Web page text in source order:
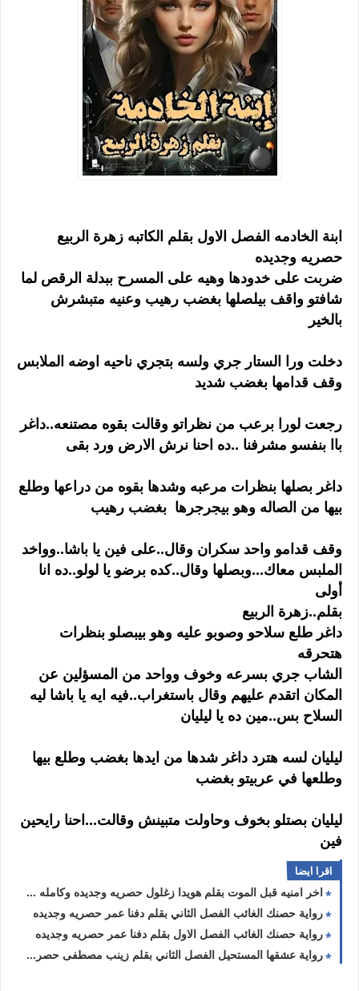
ابنة الخادمه الفصل الاول بقلم الكاتبه زهرة الربيع
حصريه وجديده
ضربت على خدودها وهيه على المسرح ببدلة الرقص لما
شافتو واقف بيلصلها بغضب رهيب وعنيه متبشرش
بالخير
دخلت ورا الستار جري ولسه بتجري ناحيه اوضه الملابس
وقف قدامها بغضب شديد
رجعت لورا برعب من نظراتو وقالت بقوه مصتنعه..داغر
باا بنفسو مشرفنا ..ده احنا نرش الارض ورد بقى
داغر بصلها بنظرات مرعبه وشدها بقوه من دراعها وطلع
بيها من الصاله وهو بيجرجرها بغضب رهيب
وقف قدامو واحد سكران وقال..على فين يا باشا..وواخد
الملبس معاك...وبصلها وقال..كده برضو يا لولو..ده انا
أولى
بقلم..زهرة الربيع
داغر طلع سلاحو وصوبو عليه وهو بيبصلو بنظرات
هتحرقه
الشاب جري بسرعه وخوف وواحد من المسؤلين عن
المكان اتقدم عليهم وقال باستغراب..فيه ايه يا باشا ليه
السلاح بس..مين ده يا ليليان
ليليان لسه هترد داغر شدها من ايدها بغضب وطلع بيها
وطلعها في عربيتو بغضب
ليليان بصتلو بخوف وحاولت متبينش وقالت...احنا رايحين
فين
اقرا ايضا
اخر امنيه قبل الموت بقلم هويدا زغلول حصريه وجديده وكامله جميع الفصول
رواية حصنك الغائب الفصل الثاني بقلم دفنا عمر حصريه وجديده
رواية حصنك الغائب الفصل الاول بقلم دفنا عمر حصريه وجديده
رواية عشقها المستحيل الفصل الثاني بقلم زينب مصطفى حصريه وجديده